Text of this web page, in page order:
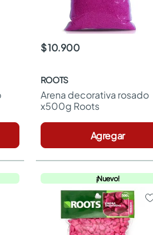
$ 10.900
ROOTS
Arena decorativa rosado
x500g Roots
Agregar
¡Nuevo!